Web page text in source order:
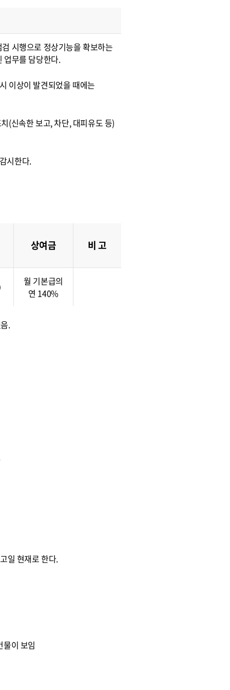
시행으로 정상기능을 확보하는
업무를 담당한다.
이상이 발견되었을 때에는
(신속한 보고, 차단, 대피유도 등)
시한다.
상여금 비 고
월 기본급의
연 140%
.
일 현재로 한다.
이 보임